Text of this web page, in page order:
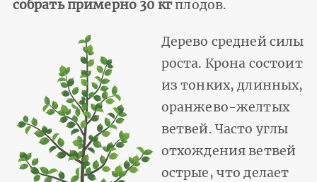
собрать примерно 30 кгплодов.
Дерево средней силы
роста. Крона состоит
из тонких, длинных,
оранжево-желтых
ветвей. Часто углы
отхождения ветвей
острые, что делает